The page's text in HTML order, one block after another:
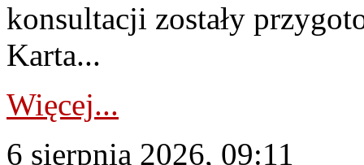
konsultacji zostały
Karta...
Więcej...
6 sierpnia 2026, 09:11